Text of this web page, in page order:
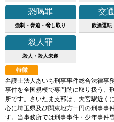
恐喝罪
強制・脅迫・脅し取り
交
飲酒運転
殺人罪
殺人・殺人未遂
特徴
弁護士法人あいち刑事事件総合法律事
事件を全国規模で専門的に取り扱う、
所です。さいたま支部は、大宮駅近く
心に埼玉県及び関東地方一円の刑事事
す。当事務所では刑事事件・少年事件